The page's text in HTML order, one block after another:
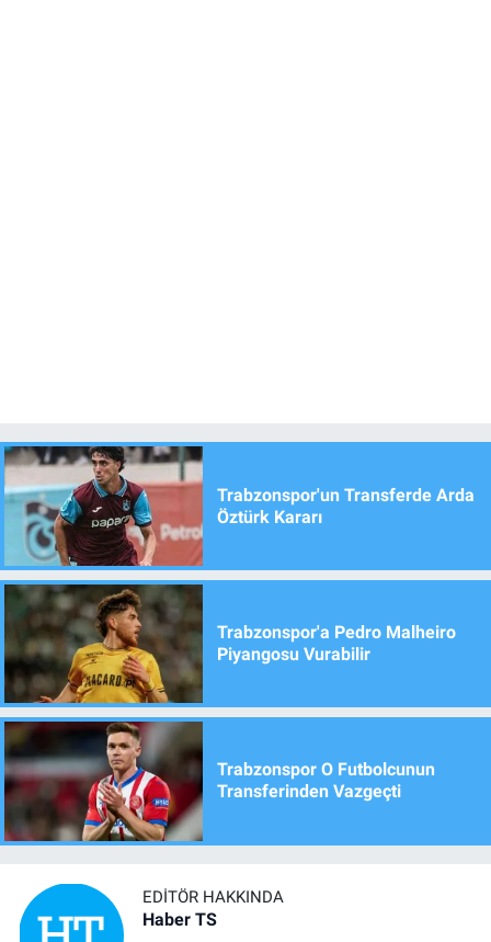
Trabzonspor'un Transferde Arda
Öztürk Kararı
Trabzonspor'a Pedro Malheiro
Piyangosu Vurabilir
Trabzonspor O Futbolcunun
Transferinden Vazgeçti
EDITÖR HAKKINDA
Haber TS